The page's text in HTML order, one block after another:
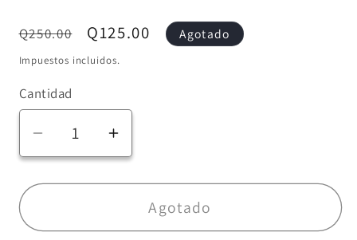
Precio
habitual
Q250.00
Precio
de
Q125.00 Agotado
Impuestos incluidos.
Cantidad
Reducir
cantidad
para
Gengar
Aumentar
cantidad
para
Pantuflas
Gengar
Agotado